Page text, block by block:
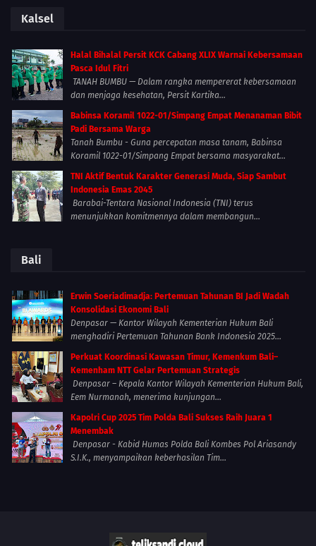
Kalsel
Halal Bihalal Persit KCK Cabang XLIX Warnai Kebersamaan
Pasca Idul Fitri
TANAH BUMBU — Dalam rangka mempererat kebersamaan
dan menjaga kesehatan, Persit Kartika...
Babinsa Koramil 1022-01/Simpang Empat Menanaman Bibit
Padi Bersama Warga
Tanah Bumbu - Guna percepatan masa tanam, Babinsa
Koramil 1022-01/Simpang Empat bersama masyarakat...
TNI Aktif Bentuk Karakter Generasi Muda, Siap Sambut
Indonesia Emas 2045
Barabai-Tentara Nasional Indonesia (TNI) terus
menunjukkan komitmennya dalam membangun...
Bali
Erwin Soeriadimadja: Pertemuan Tahunan BI Jadi Wadah
Konsolidasi Ekonomi Bali
Denpasar — Kantor Wilayah Kementerian Hukum Bali
menghadiri Pertemuan Tahunan Bank Indonesia 2025...
Perkuat Koordinasi Kawasan Timur, Kemenkum Bali–
Kemenham NTT Gelar Pertemuan Strategis
Denpasar – Kepala Kantor Wilayah Kementerian Hukum Bali,
Eem Nurmanah, menerima kunjungan...
Kapolri Cup 2025 Tim Polda Bali Sukses Raih Juara 1
Menembak
Denpasar - Kabid Humas Polda Bali Kombes Pol Ariasandy
S.I.K., menyampaikan keberhasilan Tim...